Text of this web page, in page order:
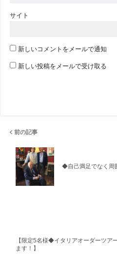
サイト
新しいコメントをメールで通知
新しい投稿をメールで受け取る
前の記事
◆自己満足でなく周
【限定5名様◆イタリアオーダーツア
ます！】